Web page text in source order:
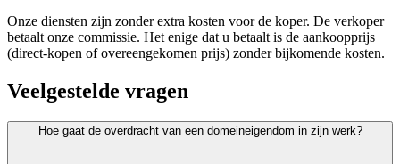
Onze diensten zijn zonder extra kosten voor de koper. De verkoper
betaalt onze commissie. Het enige dat u betaalt is de aankoopprijs
(direct-kopen of overeengekomen prijs) zonder bijkomende kosten.
Veelgestelde vragen
Hoe gaat de overdracht van een domeineigendom in zijn werk?